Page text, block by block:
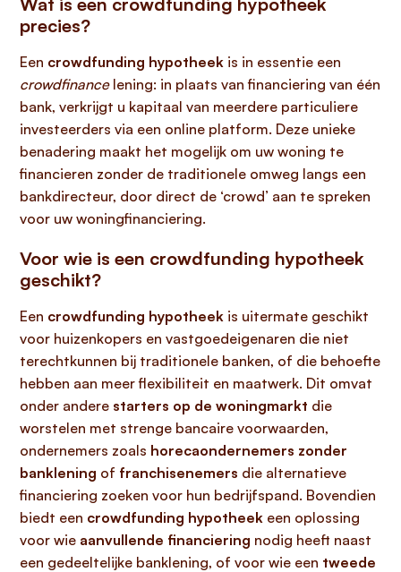
precies?
Een crowdfunding hypotheek is in essentie een
crowdfinancelening: in plaats van financiering van één
bank, verkrijgt u kapitaal van meerdere particuliere
investeerders via een online platform. Deze unieke
benadering maakt het mogelijk om uw woning te
financieren zonder de traditionele omweg langs een
bankdirecteur, door direct de ‘crowd’ aan te spreken
voor uw woningfinanciering.
Voor wie is een crowdfunding hypotheek
geschikt?
Een crowdfunding hypotheek is uitermate geschikt
voor huizenkopers en vastgoedeigenaren die niet
terechtkunnen bij traditionele banken, of die behoefte
hebben aan meer flexibiliteit en maatwerk. Dit omvat
onder andere starters op de woningmarkt die
worstelen met strenge bancaire voorwaarden,
ondernemers zoals horecaondernemers zonder
banklening of franchisenemers die alternatieve
financiering zoeken voor hun bedrijfspand. Bovendien
biedt een crowdfunding hypotheek een oplossing
voor wie aanvullende financiering nodig heeft naast
een gedeeltelijke banklening, of voor wie een tweede